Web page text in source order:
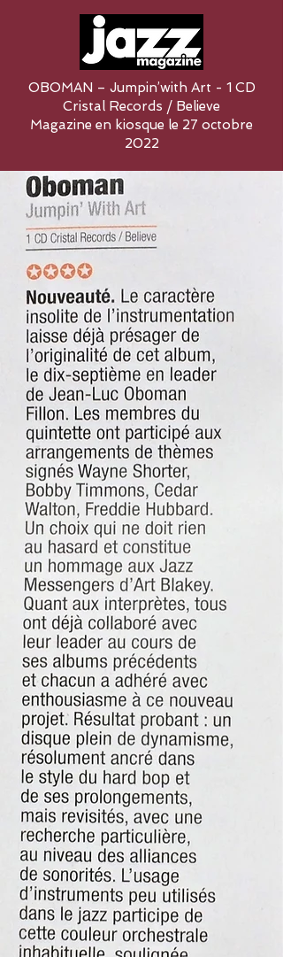
OBOMAN – Jumpin’with Art - 1 CD
Cristal Records / Believe
Magazine en kiosque le 27 octobre
2022